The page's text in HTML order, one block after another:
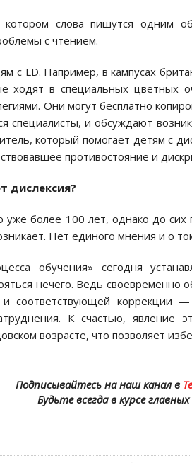
слова пишутся одним
с чтением.
с LD. Например, в кампусах
ходят в специальных цветных
Они могут бесплатно
специалисты, и обсуждают
который помогает детям с
противостояние и
дислексия?
уже более 100 лет, однако до
Нет единого мнения и о
обучения» сегодня
нечего. Ведь
соответствующей коррекции
К счастью, явление
возрасте, что позволяет
Подписывайтесь на наш канал в
Будьте всегда в курсе